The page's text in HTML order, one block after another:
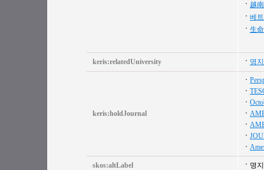
越
베
生
keris:relatedUniversity 명
keris:holdJournal
skos:altLabel 명